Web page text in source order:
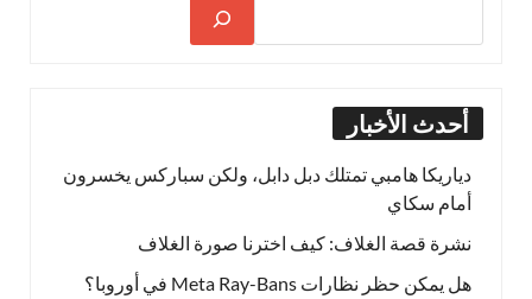
أحدث الأخبار
دياريكا هامبي تمتلك دبل دابل، ولكن سباركس يخسرون
أمام سكاي
نشرة قصة الغلاف: كيف اخترنا صورة الغلاف
هل يمكن حظر نظارات Meta Ray-Bans في أوروبا؟